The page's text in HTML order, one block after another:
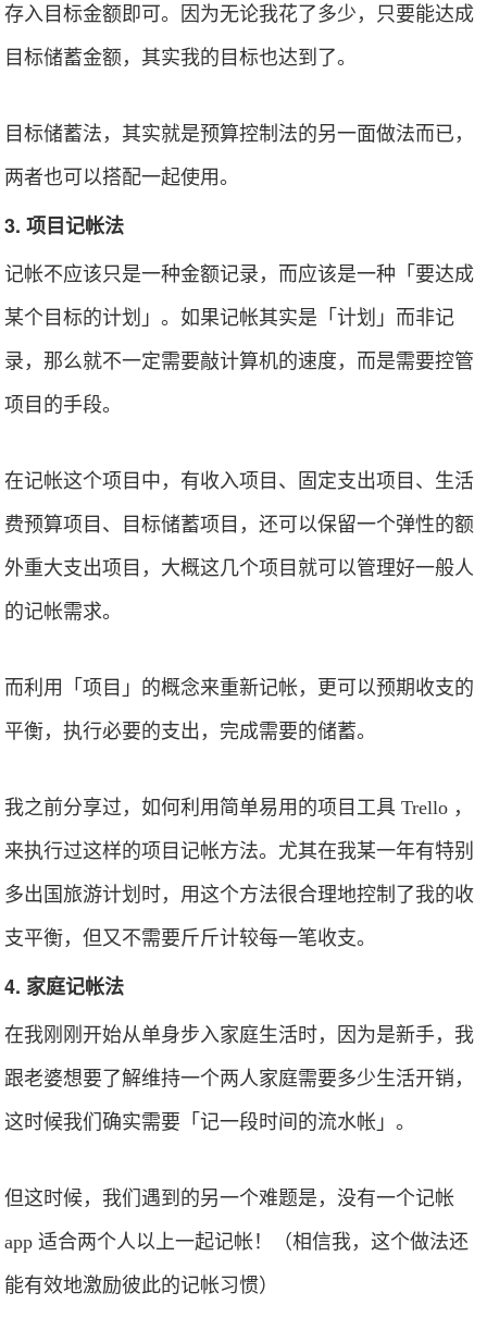
存入目标金额即可。因为无论我花了多少，只要能达成
目标储蓄金额，其实我的目标也达到了。
目标储蓄法，其实就是预算控制法的另一面做法而已，
两者也可以搭配一起使用。
3. 项目记帐法
记帐不应该只是一种金额记录，而应该是一种「要达成
某个目标的计划」。如果记帐其实是「计划」而非记
录，那么就不一定需要敲计算机的速度，而是需要控管
项目的手段。
在记帐这个项目中，有收入项目、固定支出项目、生活
费预算项目、目标储蓄项目，还可以保留一个弹性的额
外重大支出项目，大概这几个项目就可以管理好一般人
的记帐需求。
而利用「项目」的概念来重新记帐，更可以预期收支的
平衡，执行必要的支出，完成需要的储蓄。
我之前分享过，如何利用简单易用的项目工具 Trello ，
来执行过这样的项目记帐方法。尤其在我某一年有特别
多出国旅游计划时，用这个方法很合理地控制了我的收
支平衡，但又不需要斤斤计较每一笔收支。
4. 家庭记帐法
在我刚刚开始从单身步入家庭生活时，因为是新手，我
跟老婆想要了解维持一个两人家庭需要多少生活开销，
这时候我们确实需要「记一段时间的流水帐」。
但这时候，我们遇到的另一个难题是，没有一个记帐
app 适合两个人以上一起记帐！（相信我，这个做法还
能有效地激励彼此的记帐习惯）